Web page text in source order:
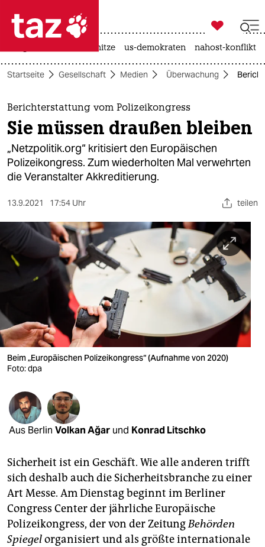
 taz zahl ich
taz zahl ich
themen
politik
öko
sport
berlin
wahrheit
verlag
verlag
veranstaltungen
shop
unterstützen
abo
genossenschaft
epaper login

taz zahl ich
hitze us-demokraten nahost-konflikt
Startseite Gesellschaft Medien Überwachung
Berichterstattung vom Polizeikongress
Sie müssen draußen bleiben
„Netzpolitik.org“ kritisiert den Europäischen
Polizeikongress. Zum wiederholten Mal verwehrten
die Veranstalter Akkreditierung.
13.9.2021 17:54 Uhr teilen
Beim „Europäischen Polizeikongress“ (Aufnahme von 2020)
Foto: dpa
Aus Berlin Volkan Ağar und Konrad Litschko
Sicherheit ist ein Geschäft. Wie alle anderen trifft
sich deshalb auch die Sicherheitsbranche zu einer
Art Messe. Am Dienstag beginnt im Berliner
Congress Center der jährliche Europäische
Polizeikongress, der von der ZeitungBehörden
Spiegelorganisiert und als größte internationale